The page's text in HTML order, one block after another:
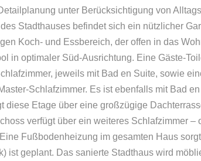
unter Berücksichtigung von
Stadthauses befindet sich ein nützlicher
Koch- und Essbereich, der offen in das
in optimaler Süd-Ausrichtung. Eine Gäste-
jeweils mit Bad en Suite, sowie
Schlafzimmer. Es ist ebenfalls mit Bad
Etage über eine großzügige
verfügt über ein weiteres Schlafzimmer –
Fußbodenheizung im gesamten Haus
geplant. Das sanierte Stadthaus wird